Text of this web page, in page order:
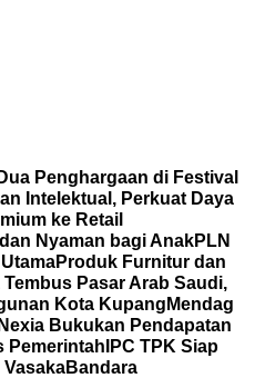
Penghargaan di Festival
Intelektual, Perkuat Daya
ke Retail
Nyaman bagi AnakPLN
Produk Furnitur dan
Pasar Arab Saudi,
Kota Kupang Mendag
Bukukan Pendapatan
Pemerintah IPC TPK Siap
Bandara